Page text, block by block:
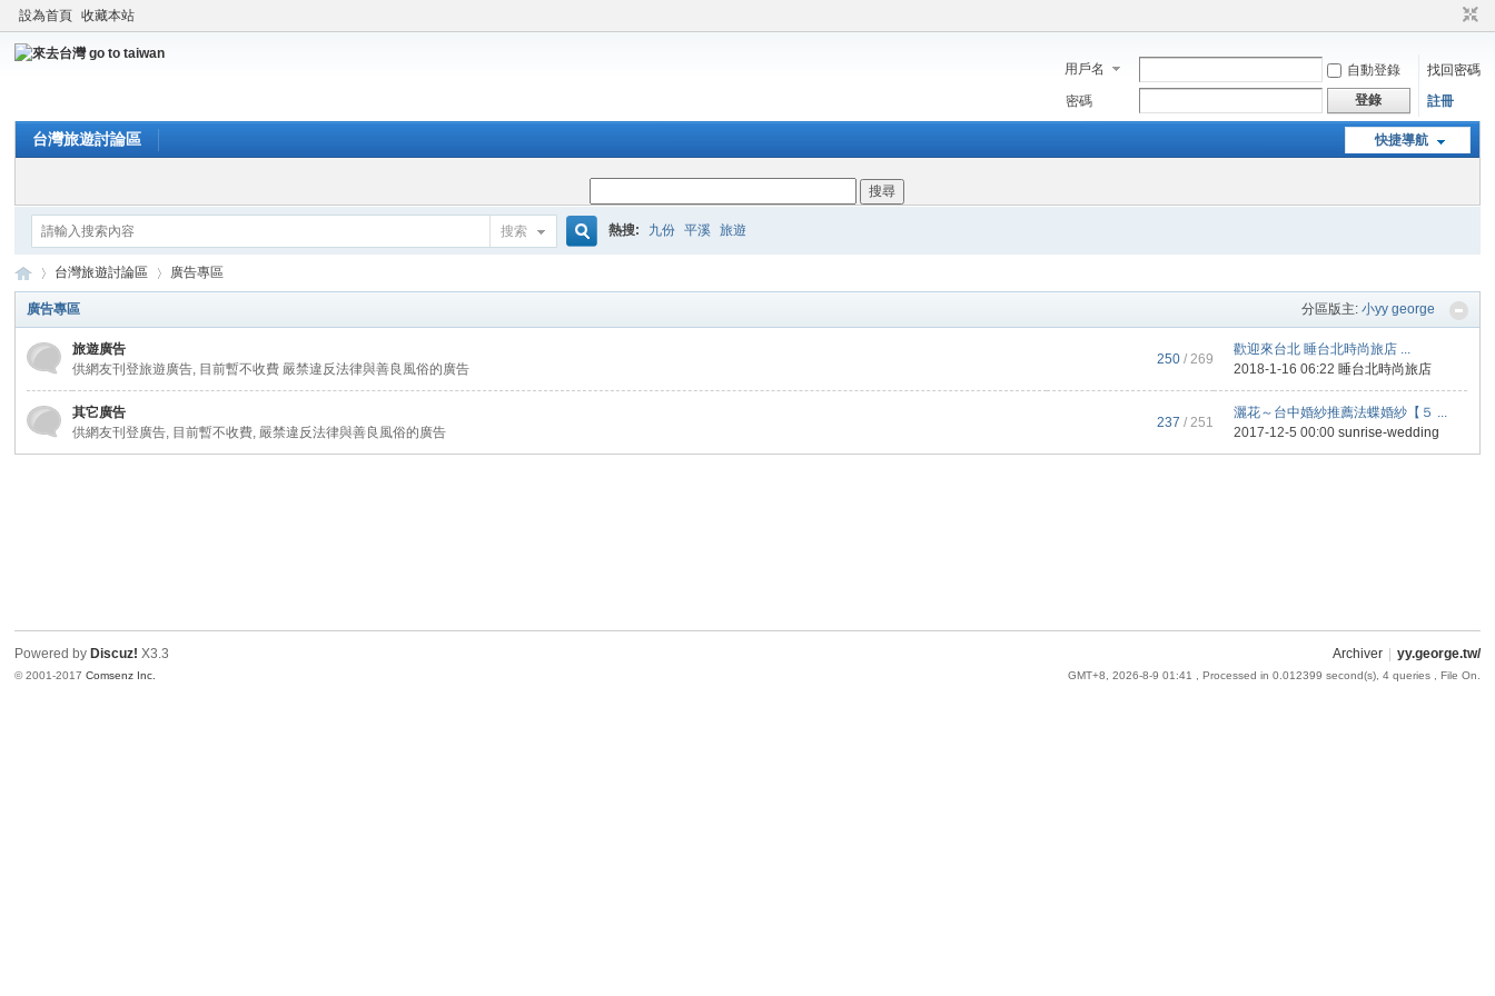
設為首頁 收藏本站
用戶名 自動登錄
找回密碼
密碼
登錄 註冊
快捷導航
台灣旅遊討論區
搜索 熱搜: 九份 平溪 旅遊
»
台灣旅遊討論區
›
廣告專區
分區版主: 小yy george
廣告專區
旅遊廣告
供網友刊登旅遊廣告, 目前暫不收費 嚴禁違反法律與善良風俗的廣告
250 / 269
歡迎來台北 睡台北時尚旅店 ...
2018-1-16 06:22 睡台北時尚旅店
其它廣告
供網友刊登廣告, 目前暫不收費, 嚴禁違反法律與善良風俗的廣告
237 / 251
灑花～台中婚紗推薦法蝶婚紗【５ ...
2017-12-5 00:00sunrise-wedding
Archiver yy.george.tw/
GMT+8, 2026-8-9 01:41 , Processed in 0.012399 second(s), 4 queries , File On.
Powered by Discuz! X3.3
© 2001-2017Comsenz Inc.